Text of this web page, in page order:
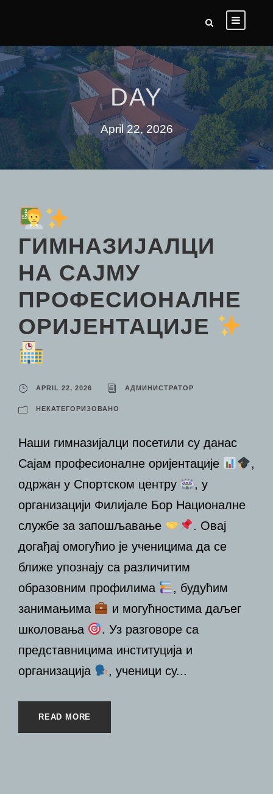
DAY
April 22, 2026
ГИМНАЗИЈАЛЦИ
НА САЈМУ
ПРОФЕСИОНАЛНЕ
ОРИЈЕНТАЦИЈЕ
APRIL 22, 2026 АДМИНИСТРАТОР
НЕКАТЕГОРИЗОВАНО
Наши гимназијалци посетили су данас
Сајам професионалне оријентације
,
одржан у Спортском центру
, у
организацији Филијале Бор Националне
службе за запошљавање
. Овај
догађај омогућио је ученицима да се
ближе упознају са различитим
образовним профилима
, будућим
занимањима
и могућностима даљег
школовања
. Уз разговоре са
представницима институција и
организација
, ученици су...
READ MORE